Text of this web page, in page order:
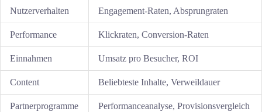
Nutzerverhalten Engagement-Raten, Absprungraten
Performance Klickraten, Conversion-Raten
Einnahmen Umsatz pro Besucher, ROI
Content Beliebteste Inhalte, Verweildauer
Partnerprogramme
Performanceanalyse, Provisionsvergleich